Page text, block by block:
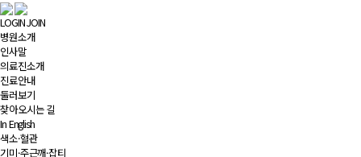
LOGINJOIN
병원소개
인사말
의료진소개
진료안내
둘러보기
찾아오시는 길
In English
색소·혈관
기미·주근깨·잡티